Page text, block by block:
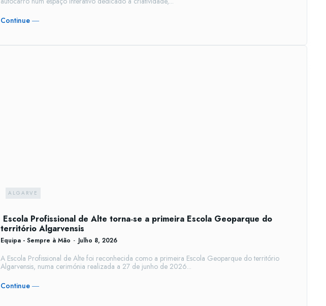
Continue ―
ALGARVE
Escola Profissional de Alte torna‑se a primeira Escola Geoparque do
território Algarvensis
Equipa - Sempre à Mão - Julho 8, 2026
A Escola Profissional de Alte foi reconhecida como a primeira Escola Geoparque do território
Algarvensis, numa cerimónia realizada a 27 de junho de 2026...
Continue ―